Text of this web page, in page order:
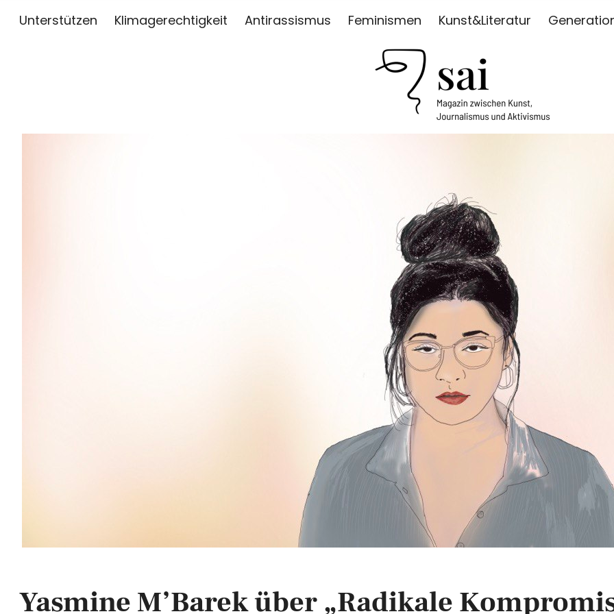
Unterstützen Klimagerechtigkeit Antirassismus Feminismen Kunst&Literatur
Yasmine M’Barek über „Radikale